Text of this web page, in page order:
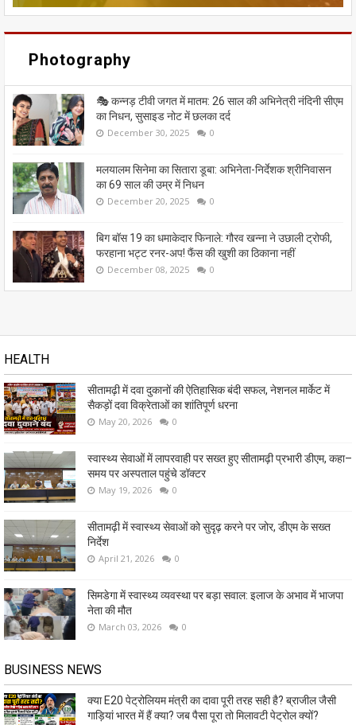
Photography
🎭 कन्नड़ टीवी जगत में मातम: 26 साल की अभिनेत्री नंदिनी सीएम
का निधन, सुसाइड नोट में छलका दर्द
December 30, 2025 0
मलयालम सिनेमा का सितारा डूबा: अभिनेता-निर्देशक श्रीनिवासन
का 69 साल की उम्र में निधन
December 20, 2025 0
बिग बॉस 19 का धमाकेदार फिनाले: गौरव खन्ना ने उछाली ट्रोफी,
फरहाना भट्ट रनर-अप! फैंस की खुशी का ठिकाना नहीं
December 08, 2025 0
HEALTH
सीतामढ़ी में दवा दुकानों की ऐतिहासिक बंदी सफल, नेशनल मार्केट में
सैकड़ों दवा विक्रेताओं का शांतिपूर्ण धरना
May 20, 2026 0
स्वास्थ्य सेवाओं में लापरवाही पर सख्त हुए सीतामढ़ी प्रभारी डीएम, कहा–
समय पर अस्पताल पहुंचे डॉक्टर
May 19, 2026 0
सीतामढ़ी में स्वास्थ्य सेवाओं को सुदृढ़ करने पर जोर, डीएम के सख्त
निर्देश
April 21, 2026 0
सिमडेगा में स्वास्थ्य व्यवस्था पर बड़ा सवाल: इलाज के अभाव में भाजपा
नेता की मौत
March 03, 2026 0
BUSINESS NEWS
क्या E20 पेट्रोलियम मंत्री का दावा पूरी तरह सही है? ब्राजील जैसी
गाड़ियां भारत में हैं क्या? जब पैसा पूरा तो मिलावटी पेट्रोल क्यों?